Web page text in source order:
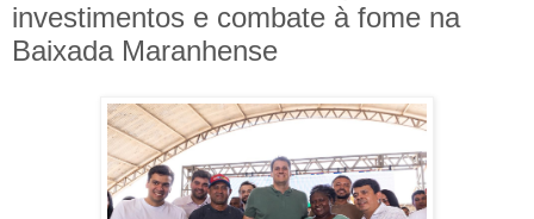
investimentos e combate à fome na
Baixada Maranhense